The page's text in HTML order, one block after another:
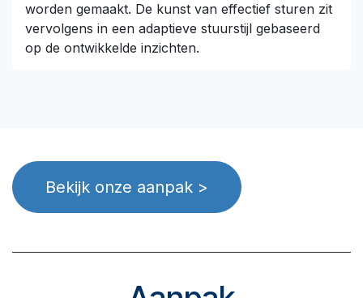
worden gemaakt. De kunst van effectief sturen zit
vervolgens in een adaptieve stuurstijl gebaseerd
op de ontwikkelde inzichten.
Bekijk onze aanpak >